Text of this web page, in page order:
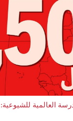
العالمية للشيوعية: